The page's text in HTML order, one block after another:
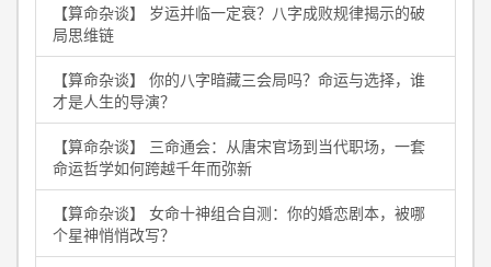
【算命杂谈】 岁运并临一定衰？八字成败规律揭示的破
局思维链
【算命杂谈】 你的八字暗藏三会局吗？命运与选择，谁
才是人生的导演？
【算命杂谈】 三命通会：从唐宋官场到当代职场，一套
命运哲学如何跨越千年而弥新
【算命杂谈】 女命十神组合自测：你的婚恋剧本，被哪
个星神悄悄改写？